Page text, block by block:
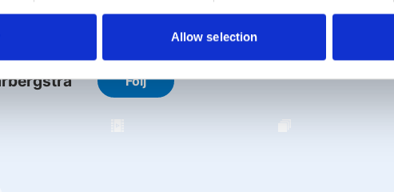
Allow selection
Nytt från "sociala" världen